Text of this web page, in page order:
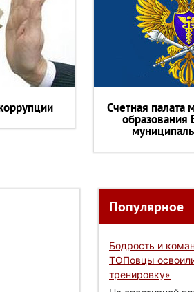
Счетная палата
образования
Популярное
Бодрость и
ТОПовцы
тренировку»